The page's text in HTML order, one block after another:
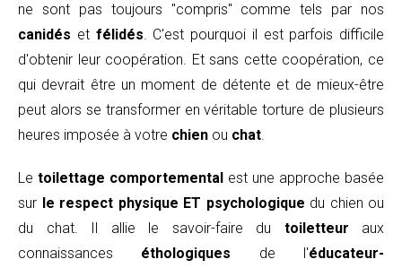
ne sont pas toujours "compris" comme tels par nos
canidés et félidés . C'est pourquoi il est parfois difficile
d'obtenir leur coopération. Et sans cette coopération, ce
qui devrait être un moment de détente et de mieux-être
peut alors se transformer en véritable torture de plusieurs
heures imposée à votre chien ou chat
Le toilettage comportemental est une approche basée
sur le respect physique ET psychologique du chien ou
du chat. Il allie le savoir-faire du toiletteur aux
connaissances éthologiques de l'éducateur-